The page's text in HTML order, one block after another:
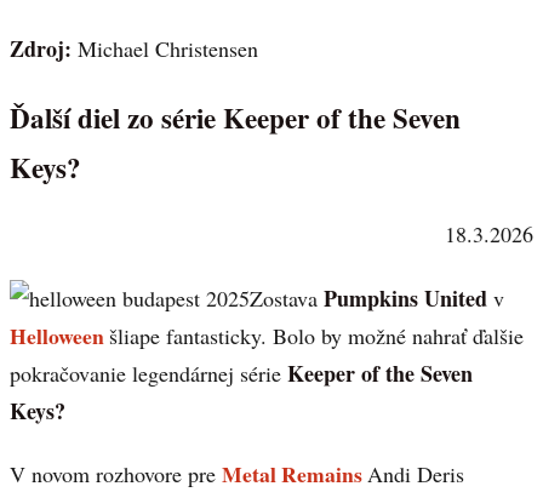
Zdroj: Michael Christensen
Ďalší diel zo série Keeper of the Seven
Keys?
18.3.2026
Zostava Pumpkins United v
Helloweenšliape fantasticky. Bolo by možné nahrať ďalšie
pokračovanie legendárnej série Keeper of the Seven
Keys?
V novom rozhovore pre Metal RemainsAndi Deris